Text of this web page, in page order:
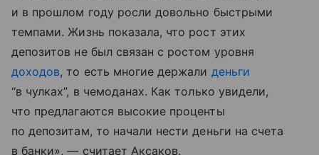
и в прошлом году росли довольно быстрыми
темпами. Жизнь показала, что рост этих
депозитов не был связан с ростом уровня
доходов, то есть многие держали деньги
“в чулках”, в чемоданах. Как только увидели,
что предлагаются высокие проценты
по депозитам, то начали нести деньги на счета
в банки», — считает Аксаков.